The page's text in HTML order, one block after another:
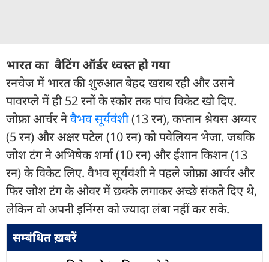
भारत का बैटिंग ऑर्डर ध्वस्त हो गया
रनचेज में भारत की शुरुआत बेहद खराब रही और उसने
पावरप्ले में ही 52 रनों के स्कोर तक पांच विकेट खो दिए.
जोफ्रा आर्चर नेवैभव सूर्यवंशी(13 रन), कप्तान श्रेयस अय्यर
(5 रन) और अक्षर पटेल (10 रन) को पवेलियन भेजा. जबकि
जोश टंग ने अभिषेक शर्मा (10 रन) और ईशान किशन (13
रन) के विकेट लिए. वैभव सूर्यवंशी ने पहले जोफ्रा आर्चर और
फिर जोश टंग के ओवर में छक्के लगाकर अच्छे संकते दिए थे,
लेकिन वो अपनी इनिंग्स को ज्यादा लंबा नहीं कर सके.
सम्बंधित ख़बरें